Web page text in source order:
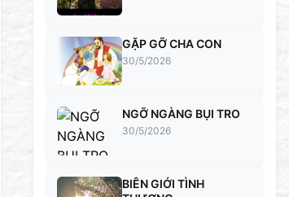
GẶP GỠ CHA CON
30/5/2026
NGỠ NGÀNG BỤI TRO
30/5/2026
BIÊN GIỚI TÌNH